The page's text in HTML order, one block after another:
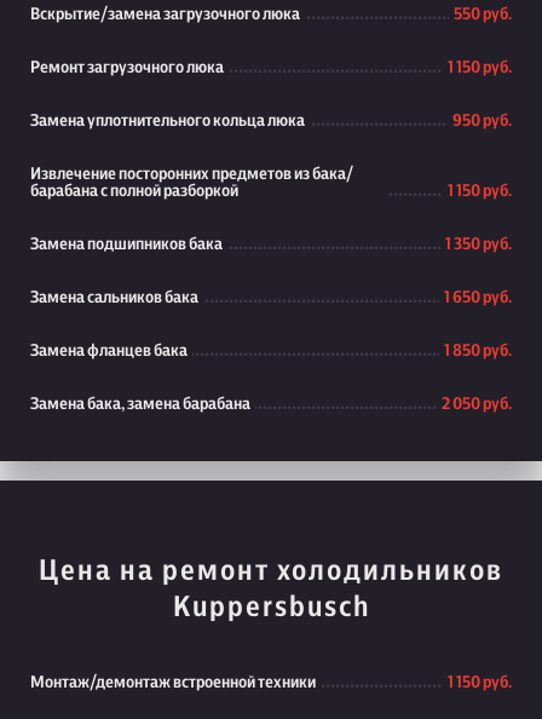
Вскрытие/замена загрузочного люка 550 руб.
Ремонт загрузочного люка 1 150 руб.
Замена уплотнительного кольца люка 950 руб.
Извлечение посторонних предметов из бака/
барабана с полной разборкой
1 150 руб.
Замена подшипников бака 1 350 руб.
Замена сальников бака 1 650 руб.
Замена фланцев бака 1 850 руб.
Замена бака, замена барабана 2 050 руб.
Цена на ремонт холодильников
Kuppersbusch
Монтаж/демонтаж встроенной техники 1 150 руб.